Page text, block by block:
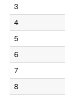
3
4
5
6
7
8